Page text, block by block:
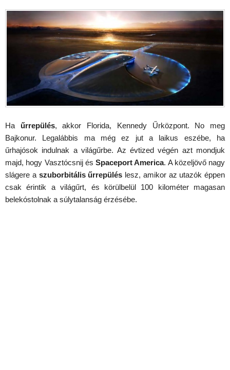
Ha űrrepülés, akkor Florida, Kennedy Űrközpont. No meg
Bajkonur. Legalábbis ma még ez jut a laikus eszébe, ha
űrhajósok indulnak a világűrbe. Az évtized végén azt mondjuk
majd, hogy Vasztócsnij és Spaceport America. A közeljövő nagy
slágere a szuborbitális űrrepülés lesz, amikor az utazók éppen
csak érintik a világűrt, és körülbelül 100 kilométer magasan
belekóstolnak a súlytalanság érzésébe.